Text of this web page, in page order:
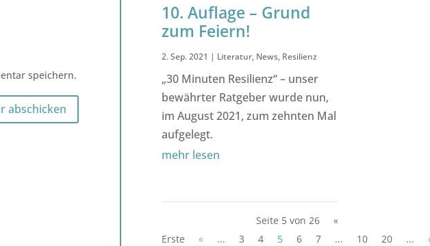
speichern.
abschicken
10. Auflage – Grund
zum Feiern!
2. Sep. 2021 | Literatur, News, Resilienz
„30 Minuten Resilienz“ – unser
bewährter Ratgeber wurde nun,
im August 2021, zum zehnten Mal
aufgelegt.
mehr lesen
Seite 5 von 26
«
Erste
« ... 3 4 5 6 7 ... 10 20 ...